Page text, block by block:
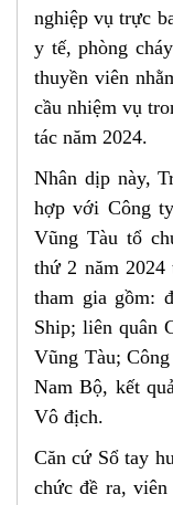
nghiệp vụ trực
y tế, phòng
thuyền viên
cầu nhiệm vụ
tác năm 2024.
Nhân dịp này,
hợp với Công
Vũng Tàu tổ
thứ 2 năm
tham gia gồm:
Ship; liên quân
Vũng Tàu;
Nam Bộ, kết
Vô địch.
Căn cứ Sổ tay
chức đề ra,